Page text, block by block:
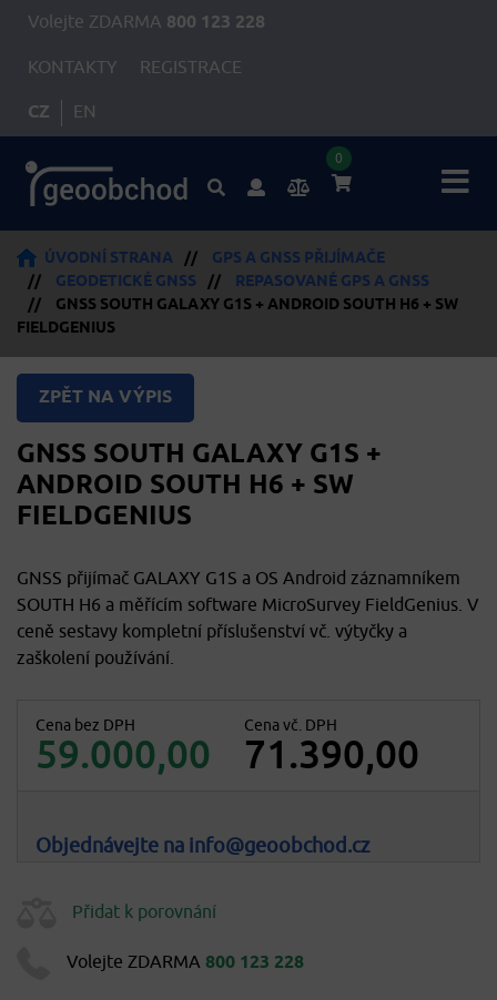
Volejte ZDARMA 800 123 228
KONTAKTY REGISTRACE
CZ EN
0
ÚVODNÍ STRANA //
GPS A GNSS PŘIJÍMAČE
//
GEODETICKÉ GNSS //
REPASOVANÉ GPS A GNSS
//
GNSS SOUTH GALAXY G1S + ANDROID SOUTH H6 + SW
FIELDGENIUS
ZPĚT NA VÝPIS
GNSS SOUTH GALAXY G1S +
ANDROID SOUTH H6 + SW
FIELDGENIUS
GNSS přijímač GALAXY G1S a OS Android záznamníkem
SOUTH H6 a měřícím software MicroSurvey FieldGenius. V
ceně sestavy kompletní příslušenství vč. výtyčky a
zaškolení používání.
Cena bez DPH
59.000,00
Cena vč. DPH
71.390,00
Objednávejte na info@geoobchod.cz
Přidat k porovnání
Volejte ZDARMA 800 123 228